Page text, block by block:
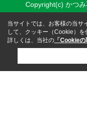
Copyright(c) かつ
当サイトでは、お客様の当サ
して、クッキー（Cookie）を
詳しくは、当社の 「Cookie